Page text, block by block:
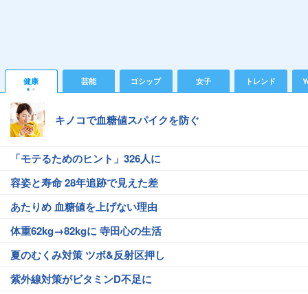
健康 芸能 ゴシップ 女子 トレンド
キノコで血糖値スパイクを防ぐ
「モテるためのヒント」326人に
容姿と寿命 28年追跡で見えた差
あたりめ 血糖値を上げない理由
体重62kg→82kgに 寺田心の生活
夏のむくみ対策 ツボ&反射区押し
紫外線対策がビタミンD不足に